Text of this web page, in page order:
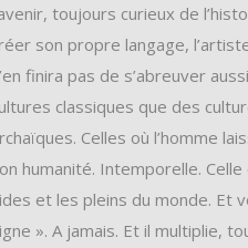
toujours curieux de
son propre langage,
finira pas de s’abreuver
classiques que des
Celles où l’homme
humanité. Intemporelle.
et les pleins du monde. Et
». A jamais. Et il multiplie,